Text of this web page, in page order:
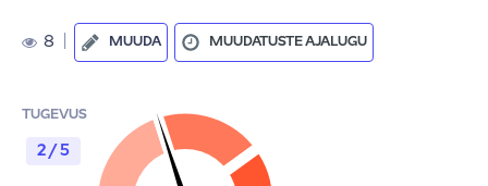
8 MUUDA MUUDATUSTE AJALUGU
TUGEVUS
2 / 5